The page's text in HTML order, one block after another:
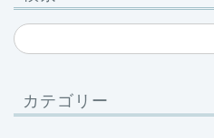
カテゴリー